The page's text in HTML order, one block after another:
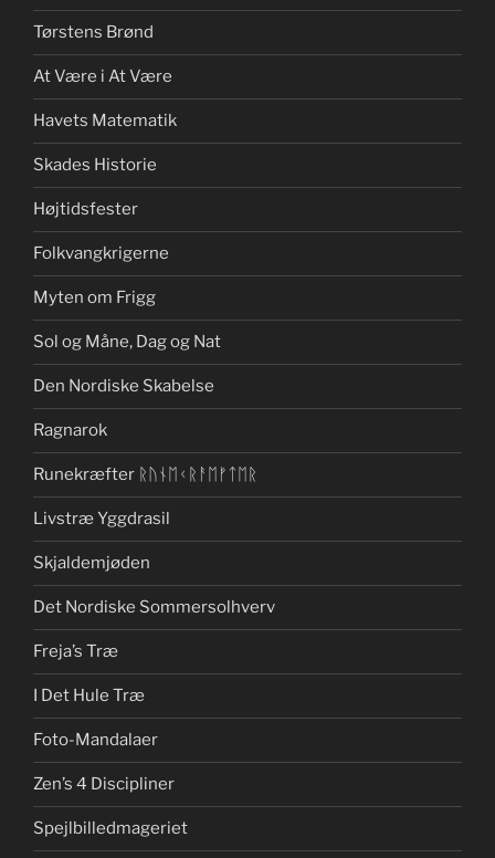
Tørstens Brønd
At Være i At Være
Havets Matematik
Skades Historie
Højtidsfester
Folkvangkrigerne
Myten om Frigg
Sol og Måne, Dag og Nat
Den Nordiske Skabelse
Ragnarok
Runekræfter ᚱᚢᚾᛖᚲᚱᚨᛖᚠᛏᛖᚱ
Livstræ Yggdrasil
Skjaldemjøden
Det Nordiske Sommersolhverv
Freja’s Træ
I Det Hule Træ
Foto-Mandalaer
Zen’s 4 Discipliner
Spejlbilledmageriet